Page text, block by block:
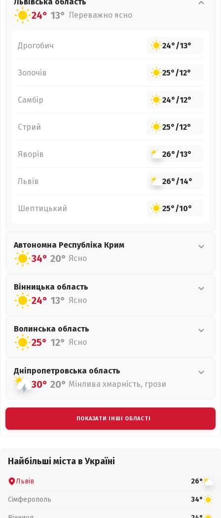
24° 13° Переважно ясно
Дрогобич 24°/13°
Золочів 25°/12°
Самбір 24°/12°
Стрий 25°/12°
Яворів 26°/13°
Львів 26°/14°
Шептицький 25°/10°
Автономна Республіка Крим
34° 20° Ясно
Вінницька область
24° 13° Ясно
Волинська область
25° 12° Ясно
Дніпропетровська область
30° 20° Мінлива хмарність, грози
ПОКАЗАТИ ІНШІ ОБЛАСТІ
Найбільші міста в Україні
Львів 26°
Сімферополь 34°